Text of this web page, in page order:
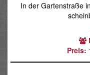
In der Gartenstraße
Preis: